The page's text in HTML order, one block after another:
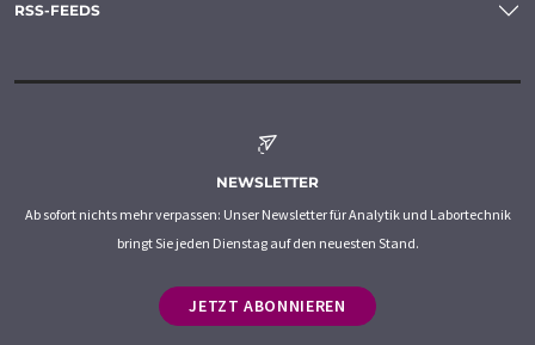
RSS-FEEDS
NEWSLETTER
Ab sofort nichts mehr verpassen: Unser Newsletter für Analytik und Labortechnik
bringt Sie jeden Dienstag auf den neuesten Stand.
JETZT ABONNIEREN